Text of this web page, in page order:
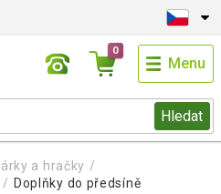
Hledat
0
Menu
a hračky
Doplňky do předsíně